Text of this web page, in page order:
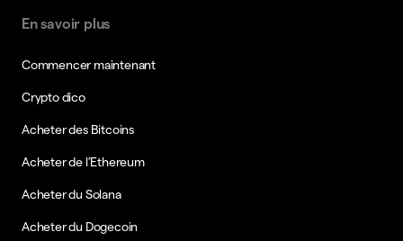
En savoir plus
Commencer maintenant
Crypto dico
Acheter des Bitcoins
Acheter de l’Ethereum
Acheter du Solana
Acheter du Dogecoin